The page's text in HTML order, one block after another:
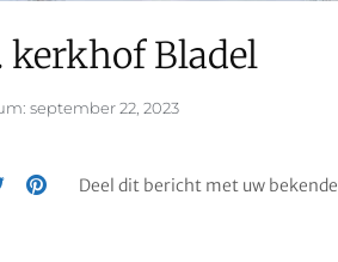
kerkhof Bladel
september 22, 2023
Deel dit bericht met uw bekende